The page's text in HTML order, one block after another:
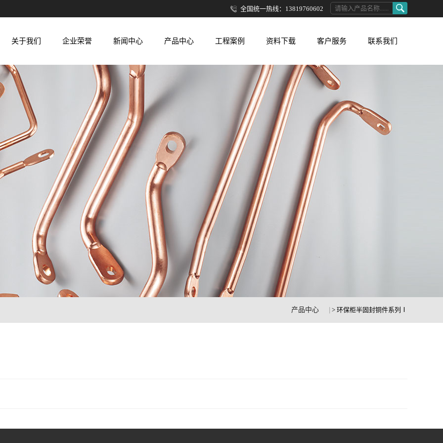
全国统一热线：13819760602
关于我们 企业荣誉 新闻中心 产品中心 工程案例 资料下载 客户服务 联系我们
产品中心 > 环保柜半固封铜件系列Ⅰ